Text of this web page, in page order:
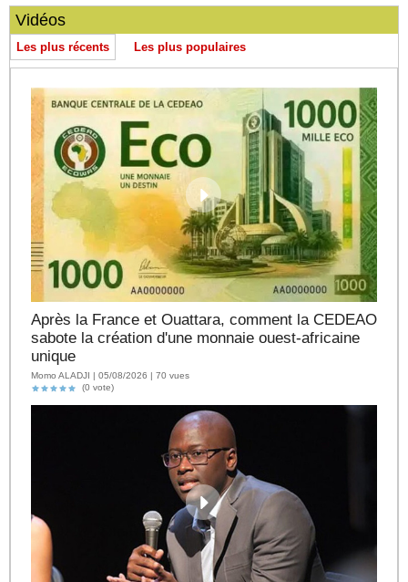
Vidéos
Les plus récents Les plus populaires
Après la France et Ouattara, comment la CEDEAO
sabote la création d'une monnaie ouest-africaine
unique
Momo ALADJI | 05/08/2026 | 70 vues
(0 vote)